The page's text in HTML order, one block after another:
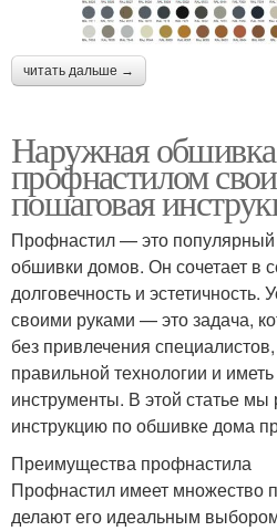
читать дальше →
Наружная
профнастилом
пошаговая
Профнастил — это
обшивки домов. Он сочетает в
долговечность и эстетичность.
своими руками — это задача,
без привлечения
правильной технологии и
инструменты. В этой статье
инструкцию по обшивке дома
Преимущества профнастила
Профнастил имеет множество
делают его идеальным